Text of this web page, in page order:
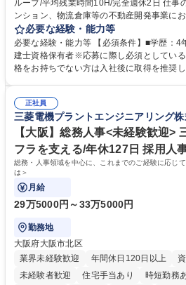
ループ/平均残業時間10H/完全週休2日 仕事の内容 オフィスビル、賃貸マ
ンション、物流倉庫等の不動産開発事業に
貸運営、売却、仲介・活用提案等を行う営
いただきます。 【詳細】・契約書管理、契約書製本、捺印対応、ファイリ
ング、登記簿取得、調書取得・支払業務（
求・支払データ登録、取引先マスター申請
の他に担当頂く業務が発生する場合があります。 募集職種 【営業
業務職/三井物産グループ/平均残業時間10H/
必要な経験・能力等
必要な経験・能力等 【必須条件】■学歴：4
建士資格保有者※応募に際し必須としてい
格をお持ちでない方は入社後に取得を推奨
ション力がある方。 ・チャレンジを厭わず
方。多様な関係者と謙虚に信頼関係を構築
ール管理が出来る方。※将来的に他部署（
へのジョブローテーションの可能性があります。 学歴・資格 学歴
院 大学 語学力： 資格：宅地建物取引士
正社員
三菱電機プラントエンジニアリング
【大阪】総務人事<未経験歓迎>
フラを支える/年休127日 採用人
総務・人事領域を中心に、これまでのご経験に応じ
は＞
月給
29万5000円～33万5000円
勤務地
大阪府大阪市北区
業界未経験歓迎
年間休日120日以上
未経験者歓迎
住宅手当あり 時短勤務